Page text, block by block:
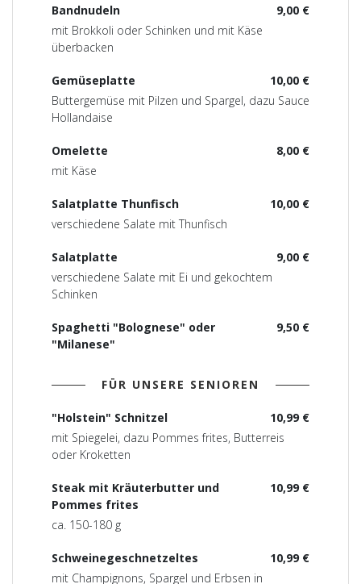
9,00 €
Bandnudeln
mit Brokkoli oder Schinken und mit Käse
überbacken
10,00 €
Gemüseplatte
Buttergemüse mit Pilzen und Spargel, dazu Sauce
Hollandaise
8,00 €
Omelette
mit Käse
10,00 €
Salatplatte Thunfisch
verschiedene Salate mit Thunfisch
9,00 €
Salatplatte
verschiedene Salate mit Ei und gekochtem
Schinken
9,50 €
Spaghetti "Bolognese" oder
"Milanese"
FÜR UNSERE SENIOREN
10,99 €
"Holstein" Schnitzel
mit Spiegelei, dazu Pommes frites, Butterreis
oder Kroketten
10,99 €
Steak mit Kräuterbutter und
Pommes frites
ca. 150-180 g
10,99 €
Schweinegeschnetzeltes
mit Champignons, Spargel und Erbsen in